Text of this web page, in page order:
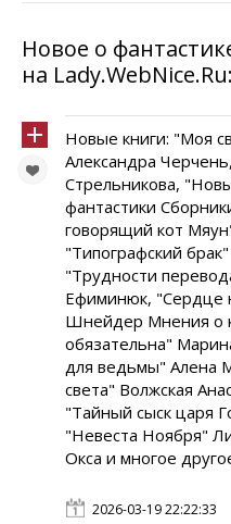
Новое о
на Lady.WebNice.Ru:
Новые книги: "Моя
Александра
Стрельникова,
фантастики
говорящий кот
"Типографский
"Трудности
Ефиминюк, "Сердце
Шнейдер Мнения о
обязательна"
для ведьмы" Алена
света" Волжская
"Тайный сыск царя
"Невеста Ноября"
Окса и многое
2026-03-19 22:22:33